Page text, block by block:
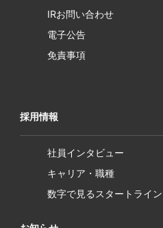
IRお問い合わせ
電子公告
免責事項
採用情報
社員インタビュー
キャリア・職種
数字で見るスタートライン